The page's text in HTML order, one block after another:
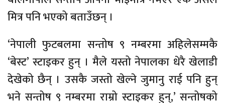
मित्र पनि भएको बताउँछन् ।
‘नेपाली फुटबलमा सन्तोष ९ नम्बरमा अहिलेसम्मकै
‘बेस्ट’ स्टाइकर हुन् । मैले यस्तो नेपालका धेरै खेलाडी
देखेको छैन् । उसकै जस्तो खेल्ने जुमानु राई पनि हुन्
भने सन्तोष ९ नम्बरमा राम्रो स्टाइकर हुन्,’ सन्तोषको